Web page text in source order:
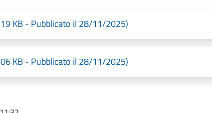
KB - Pubblicato il 28/11/2025)
KB - Pubblicato il 28/11/2025)